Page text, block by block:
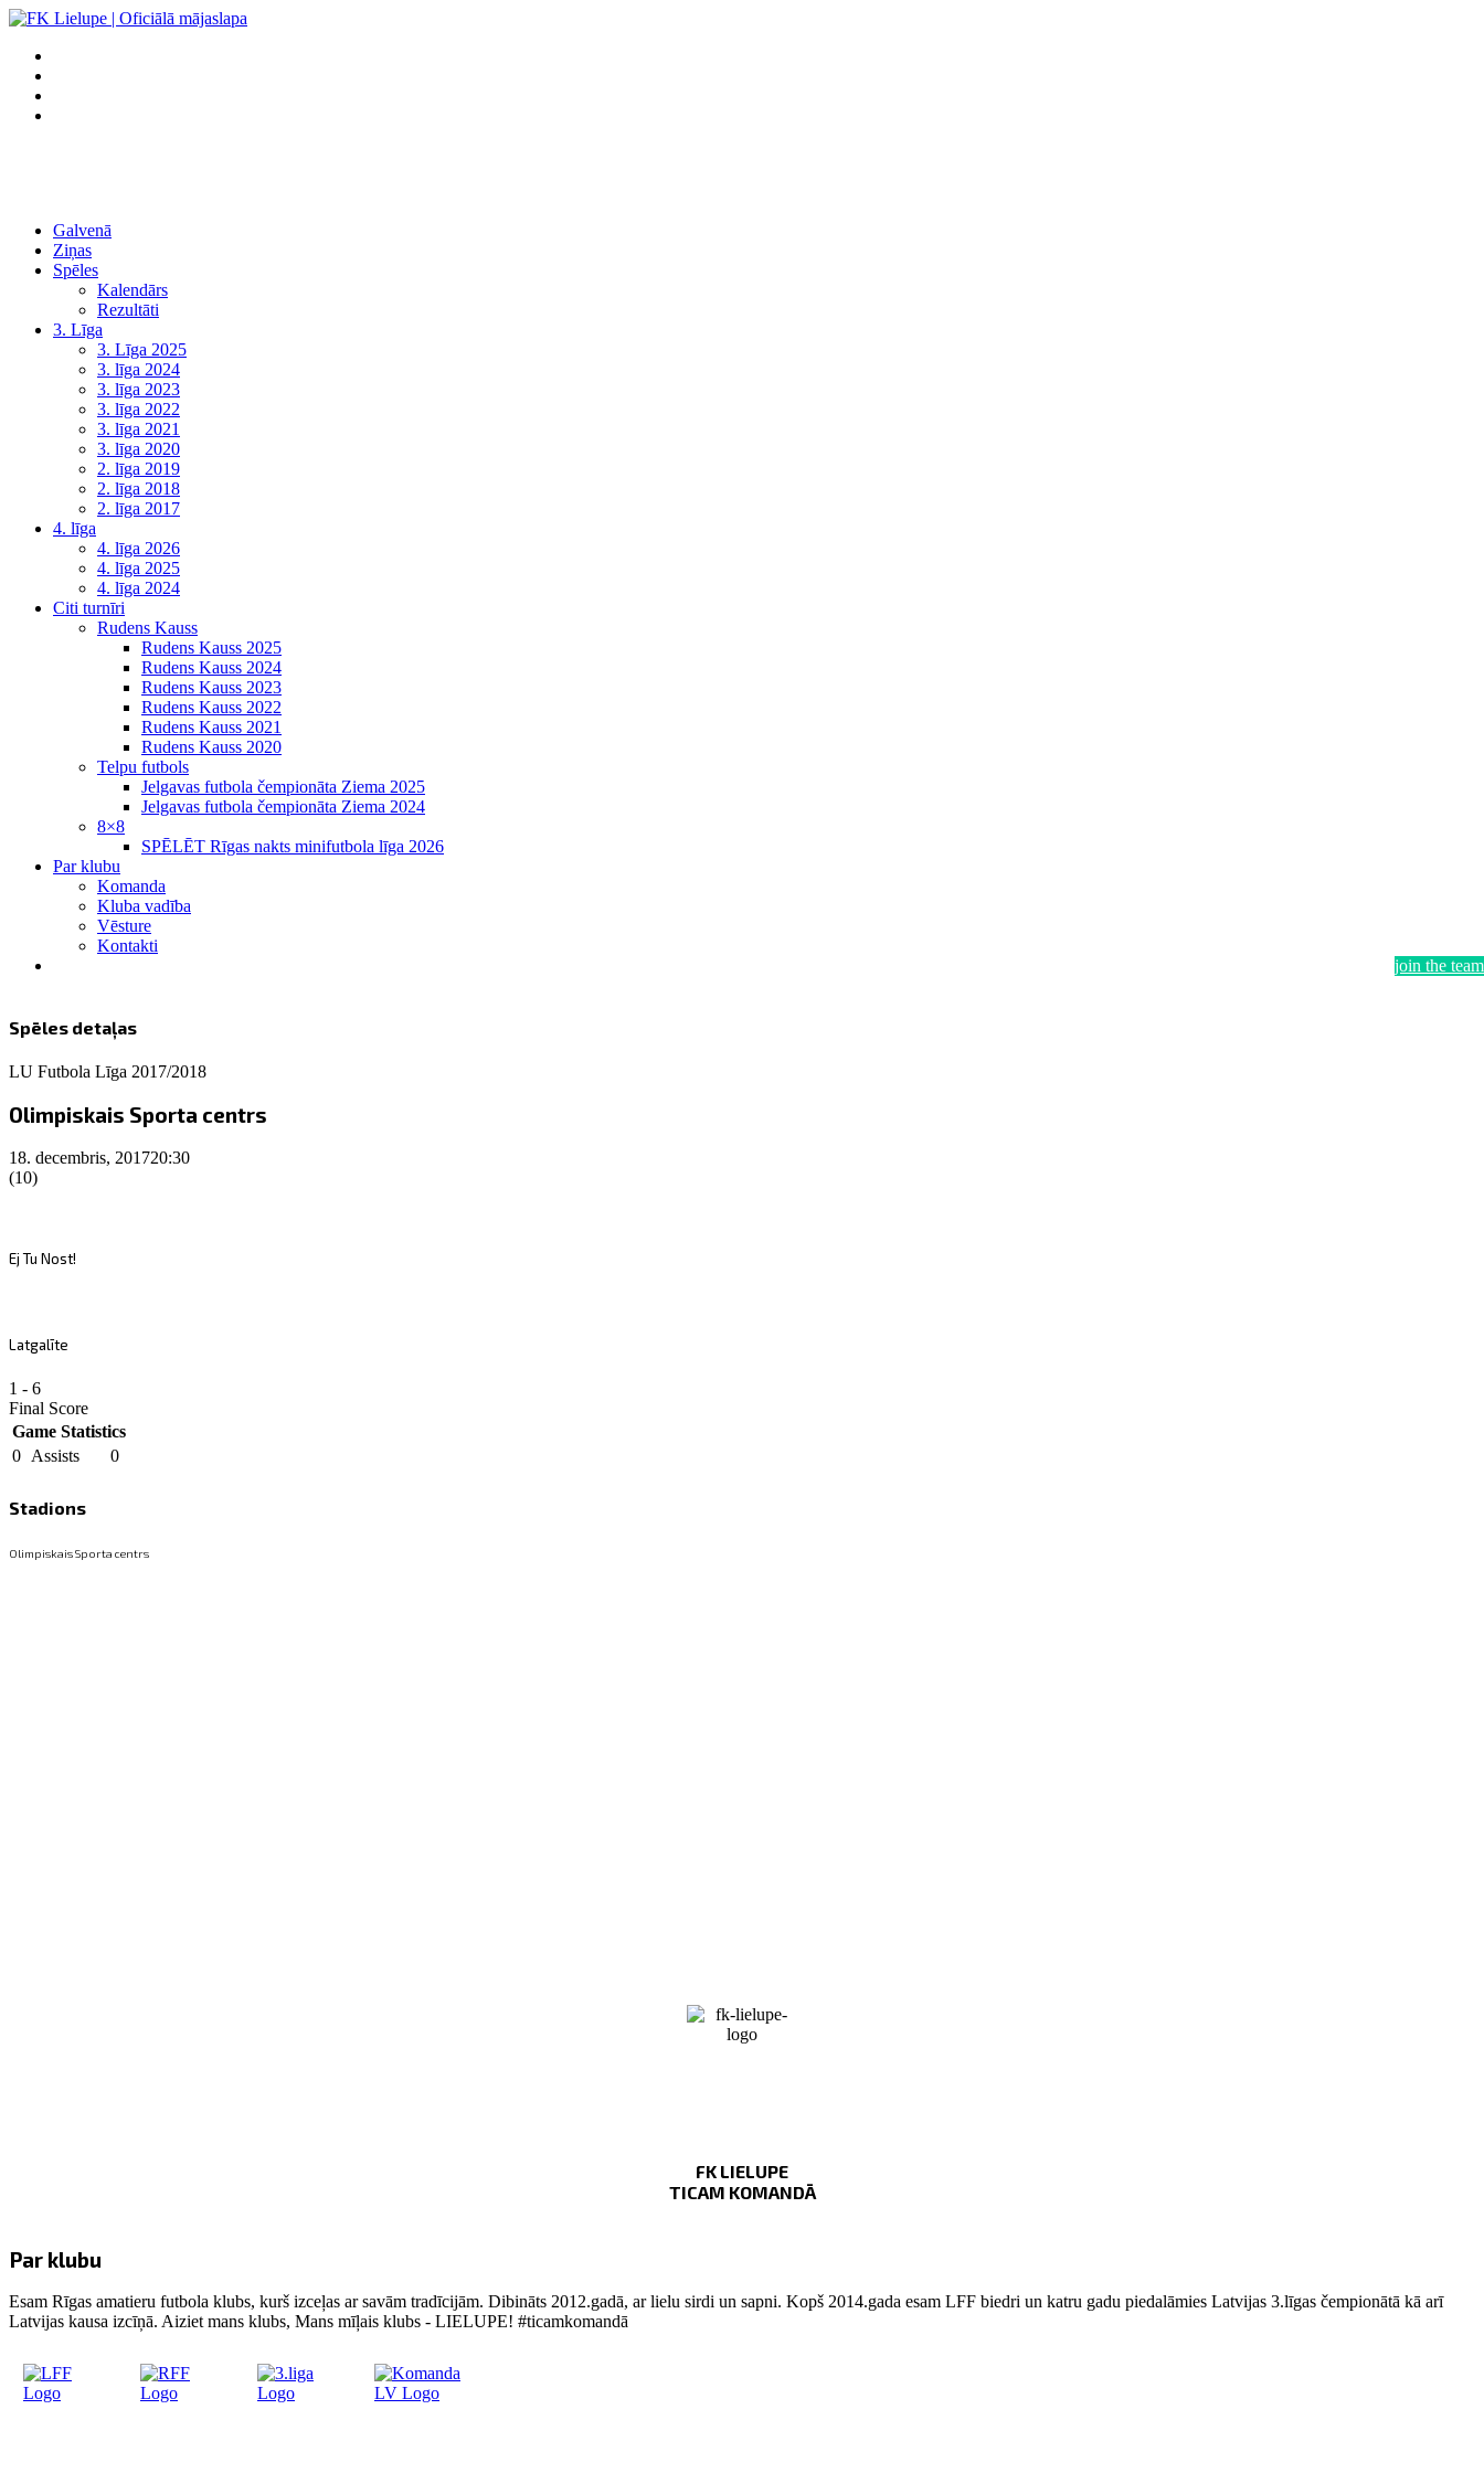
Galvenā
Ziņas
Spēles
Kalendārs
Rezultāti
3. Līga
3. Līga 2025
3. līga 2024
3. līga 2023
3. līga 2022
3. līga 2021
3. līga 2020
2. līga 2019
2. līga 2018
2. līga 2017
4. līga
4. līga 2026
4. līga 2025
4. līga 2024
Citi turnīri
Rudens Kauss
Rudens Kauss 2025
Rudens Kauss 2024
Rudens Kauss 2023
Rudens Kauss 2022
Rudens Kauss 2021
Rudens Kauss 2020
Telpu futbols
Jelgavas futbola čempionāta Ziema 2025
Jelgavas futbola čempionāta Ziema 2024
8×8
SPĒLĒT Rīgas nakts minifutbola līga 2026
Par klubu
Komanda
Kluba vadība
Vēsture
Kontakti
join the team
Spēles detaļas
LU Futbola Līga 2017/2018
Olimpiskais Sporta centrs
18. decembris, 201720:30
(10)
Ej Tu Nost!
Latgalīte
1 - 6
Final Score
Game Statistics
0 Assists 0
Stadions
Olimpiskais Sporta centrs
FK LIELUPE
TICAM KOMANDĀ
Par klubu
Esam Rīgas amatieru futbola klubs, kurš izceļas ar savām tradīcijām. Dibināts 2012.gadā, ar lielu sirdi un sapni. Kopš 2014.gada esam LFF biedri un katru gadu piedalāmies Latvijas 3.līgas čempionātā kā arī
Latvijas kausa izcīņā. Aiziet mans klubs, Mans mīļais klubs - LIELUPE! #ticamkomandā